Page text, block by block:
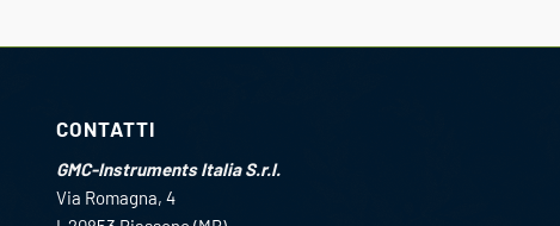
CONTATTI
GMC-Instruments Italia S.r.l.
Via Romagna, 4